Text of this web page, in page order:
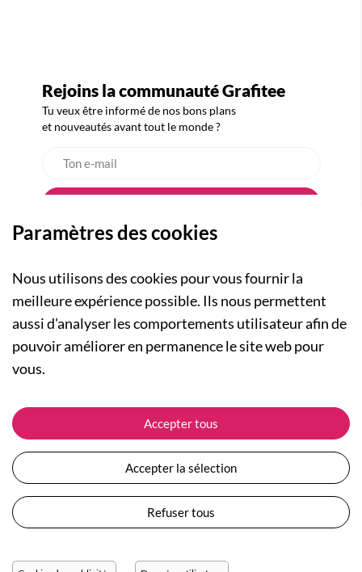
Rejoins la communauté Grafitee
Tu veux être informé de nos bons plans
et nouveautés avant tout le monde ?
A PROPOS
Qui sommes-nous ?
Actualités
Nos engagements
Plan du site
Devenir revendeur
NOS RUBRIQUES
Collection Femme
Collection Enfants
Les Totebags
Nos différents thèmes
ASSISTANCE
Suivre ma commande
Expédition et livraison
Retour et remboursement
Moyens de paiement
Questions / Réponses
Conditions générales de vente
Protection des données personnelles
Paramètres des cookies
Nous utilisons des cookies pour vous fournir la
meilleure expérience possible. Ils nous permettent
aussi d'analyser les comportements utilisateur afin de
pouvoir améliorer en permanence le site web pour
vous.
Accepter tous
Accepter la sélection
Refuser tous